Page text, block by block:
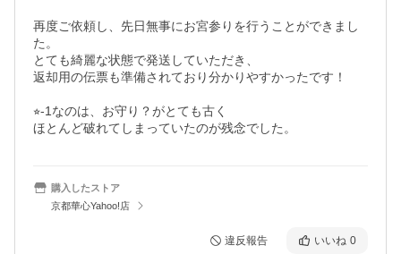
再度ご依頼し、先日無事にお宮参りを行うことができまし
た。
とても綺麗な状態で発送していただき、
返却用の伝票も準備されており分かりやすかったです！
⭐︎-1なのは、お守り？がとても古く
ほとんど破れてしまっていたのが残念でした。
購入したストア
京都華心Yahoo!店
違反報告 いいね 0